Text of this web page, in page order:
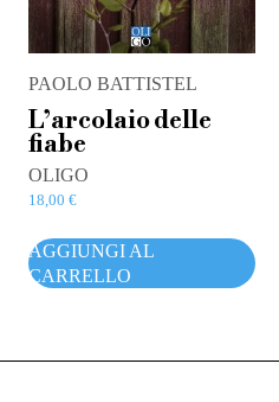
PAOLO BATTISTEL
L’arcolaio delle
fiabe
OLIGO
18,00 €
AGGIUNGI AL
CARRELLO